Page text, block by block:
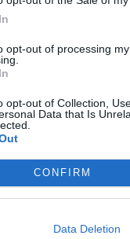
opt-out of processing
opt-out of Collection,
Data that Is
CONFIRM
Data Deletion
minimi: